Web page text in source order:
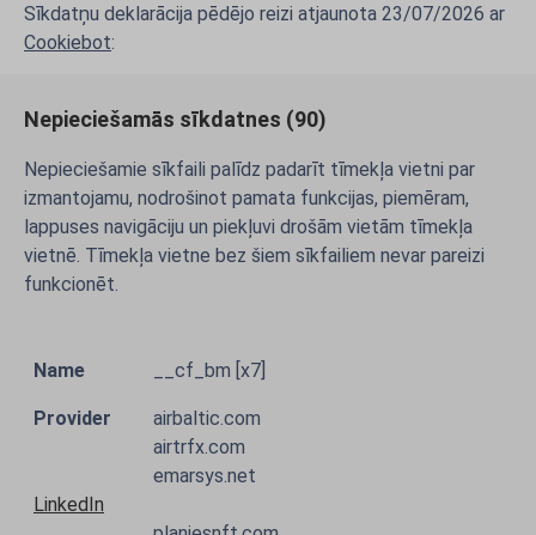
Sīkdatņu deklarācija pēdējo reizi atjaunota 23/07/2026 ar
Cookiebot:
Nepieciešamās sīkdatnes (90)
Nepieciešamie sīkfaili palīdz padarīt tīmekļa vietni par
izmantojamu, nodrošinot pamata funkcijas, piemēram,
lappuses navigāciju un piekļuvi drošām vietām tīmekļa
vietnē. Tīmekļa vietne bez šiem sīkfailiem nevar pareizi
funkcionēt.
__cf_bm [x7]
airbaltic.com
airtrfx.com
emarsys.net
LinkedIn